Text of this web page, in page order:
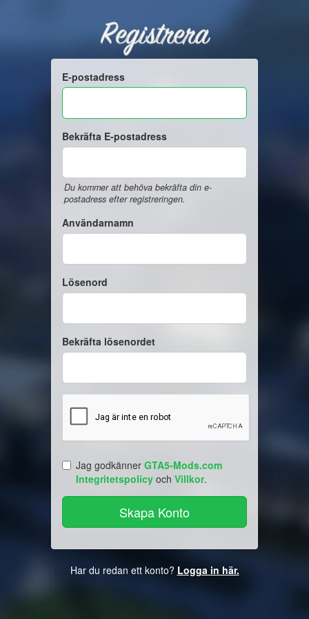
Registrera
E-postadress
Bekräfta E-postadress
Du kommer att behöva bekräfta din e-
postadress efter registreringen.
Användarnamn
Lösenord
Bekräfta lösenordet
Jag godkänner GTA5-Mods.com
Integritetspolicy och Villkor.
Har du redan ett konto? Logga in här.